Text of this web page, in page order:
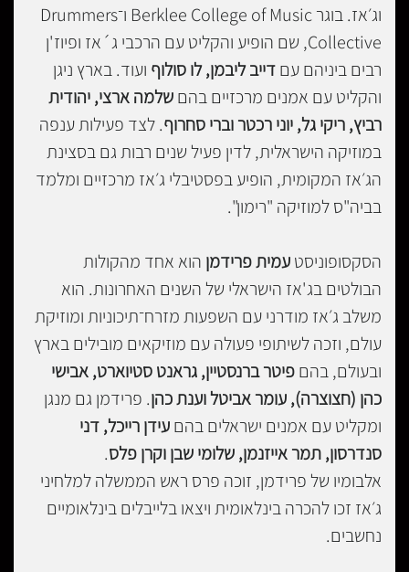
וג׳אז. בוגר Berklee College of Music ו־Drummers
Collective, שם הופיע והקליט עם הרכבי ג´אז ופיוז'ן
רבים ביניהם עםדייב ליבמן, לו סולוף ועוד. בארץ ניגן
והקליט עם אמנים מרכזיים בהםשלמה ארצי, יהודית
רביץ, ריקי גל, יוני רכטר וברי סחרוף. לצד פעילות ענפה
במוזיקה הישראלית, לדין פעיל שנים רבות גם בסצינת
הג׳אז המקומית, הופיע בפסטיבלי ג׳אז מרכזיים ומלמד
בביה"ס למוזיקה "רימון".
הסקסופוניסטעמית פרידמן הוא אחד מהקולות
הבולטים בג'אז הישראלי של השנים האחרונות. הוא
משלב ג׳אז מודרני עם השפעות מזרח־תיכוניות ומוזיקת
עולם, וזכה לשיתופי פעולה עם מוזיקאים מובילים בארץ
ובעולם, בהםפיטר ברנסטיין, גראנט סטיוארט, אבישי
כהן (חצוצרה), עומר אביטל וענת כהן. פרידמן גם מנגן
ומקליט עם אמנים ישראלים בהםעידן רייכל, דני
סנדרסון, תמר אייזנמן, שלומי שבן וקרן פלס.
אלבומיו של פרידמן, זוכה פרס ראש הממשלה למלחיני
ג׳אז זכו להכרה בינלאומית ויצאו בלייבלים בינלאומיים
נחשבים.